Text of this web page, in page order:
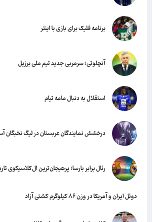
برنامه فلیک برای بازی با اینتر
آنچلوتی؛ سرمربی جدید تیم ملی برزیل
استقلال به دنبال مامه تیام
درخشش نمایندگان عربستان در لیگ نخبگان آسیا
رئال برابر بارسا؛ پرهیجان‌‌ترین ال‌کلاسیکوی تاریخ
دوئل ایران و آمریکا در وزن ۸۶ کیلوگرم کشتی آزاد